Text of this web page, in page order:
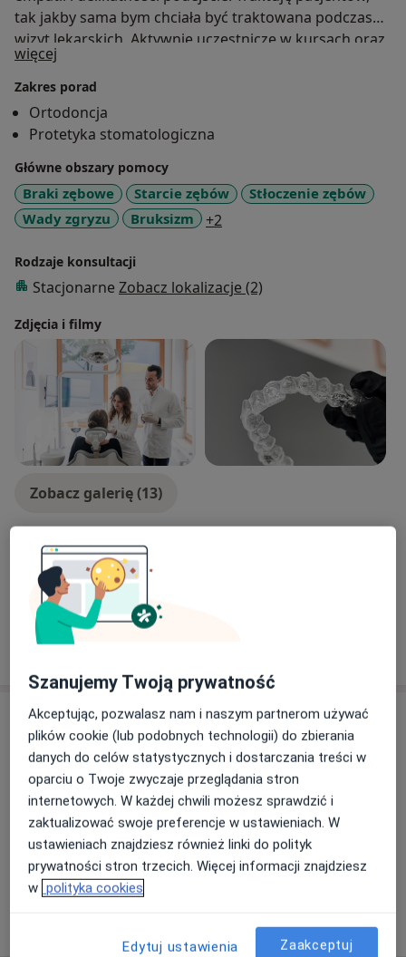
tak jakby sama bym chciała być traktowana podczas
wizyt lekarskich. Aktywnie uczestniczę w kursach oraz
konferencjach stomatologicznych, aby stale podnosić
kwalifikacje zawodowe.
więcej
Zakres porad
Ortodoncja
Protetyka stomatologiczna
Główne obszary pomocy
Braki zębowe Starcie zębów
Stłoczenie zębów
Wady zgryzu
Bruksizm +2
Rodzaje konsultacji
Stacjonarne Zobacz lokalizacje (2)
Zdjęcia i filmy
Zobacz galerię (13)
Płatność online akceptowana
Oszczędź swój czas przed wizytą.
Usługi i ceny
Konsultacja Invisalign
200 zł Szczegóły Umów wizytę
Konsultacja stomatologiczna
200 zł Szczegóły
W jaki sposób ustalane są ceny?
Szanujemy Twoją prywatność
Akceptując, pozwalasz nam i naszym partnerom używać
plików cookie (lub podobnych technologii) do zbierania
danych do celów statystycznych i dostarczania treści w
oparciu o Twoje zwyczaje przeglądania stron
internetowych. W każdej chwili możesz sprawdzić i
zaktualizować swoje preferencje w ustawieniach. W
ustawieniach znajdziesz również linki do polityk
prywatności stron trzecich. Więcej informacji znajdziesz
w polityka cookies
Edytuj ustawienia Zaakceptuj